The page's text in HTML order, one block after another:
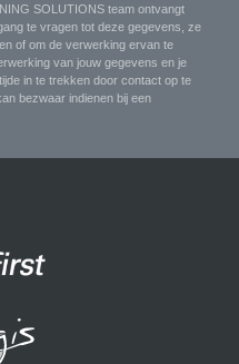
SOLUTIONS team ontvangt
te vragen tot deze gegevens, ze
of om de verwerking ervan te
van jouw gegevens en je
in te trekken door contact op te
bezwaar indienen bij een